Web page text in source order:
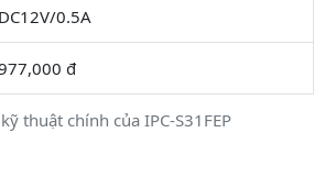
thuật chính của IPC-S31FEP
DC12V/0.5A
đ